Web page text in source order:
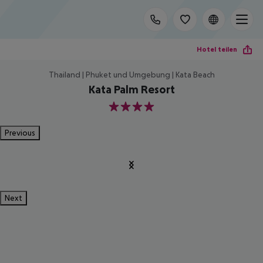
Hotel teilen
Thailand | Phuket und Umgebung | Kata Beach
Kata Palm Resort
4
Previous
Next